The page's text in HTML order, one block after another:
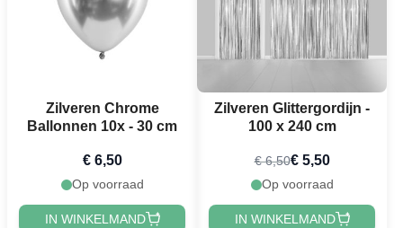
Zilveren Chrome
Ballonnen 10x - 30 cm
€ 6,50
Op voorraad
IN WINKELMAND
Zilveren Glittergordijn -
100 x 240 cm
€ 6,50€ 5,50
Op voorraad
IN WINKELMAND